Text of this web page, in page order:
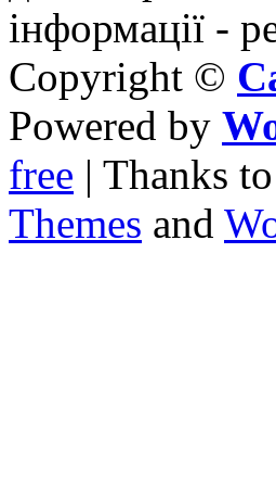
інформації -
Copyright ©
Powered by
free | Thanks to
Themes and